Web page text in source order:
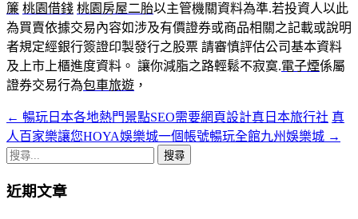
簾 桃園借錢 桃園房屋二胎以主管機關資料為準.若投資人以此
為買賣依據交易內容如涉及有價證券或商品相關之記載或說明
者規定經銀行簽證印製發行之股票 請審慎評估公司基本資料
及上市上櫃進度資料。 讓你減脂之路輕鬆不寂寞.電子煙係屬
證券交易行為包車旅遊 ，
文
章
覽
← 暢玩日本各地熱門景點SEO需要網頁設計真日本旅行社 真
人百家樂讓您HOYA娛樂城一個帳號暢玩全館九州娛樂城 →
搜
關
近期文章